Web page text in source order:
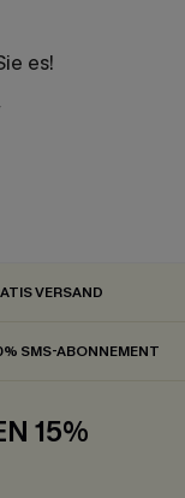
es!
VERSAND
SMS-ABONNEMENT
15%